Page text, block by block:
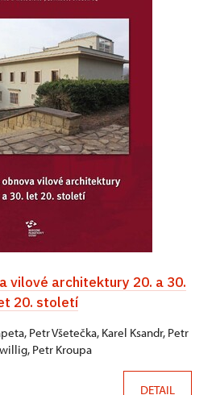
vilové architektury 20. a 30.
20. století
Petr Všetečka, Karel Ksandr, Petr
Petr Kroupa
DETAIL